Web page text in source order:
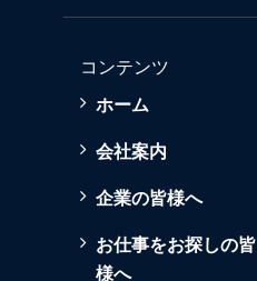
コンテンツ
ホーム
会社案内
企業の皆様へ
お仕事をお探しの皆
様へ